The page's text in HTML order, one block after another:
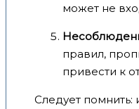
может не
правил,
привести к
Следует помнить: